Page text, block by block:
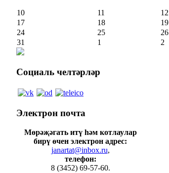
10 11 12
17
18 19
24
25 26
31
1 2
Социаль челтәрләр
Электрон почта
Мөрәҗәгать итү һәм котлаулар
бирү өчен электрон адрес:
janartat@inbox.ru,
телефон:
8 (3452) 69-57-60.